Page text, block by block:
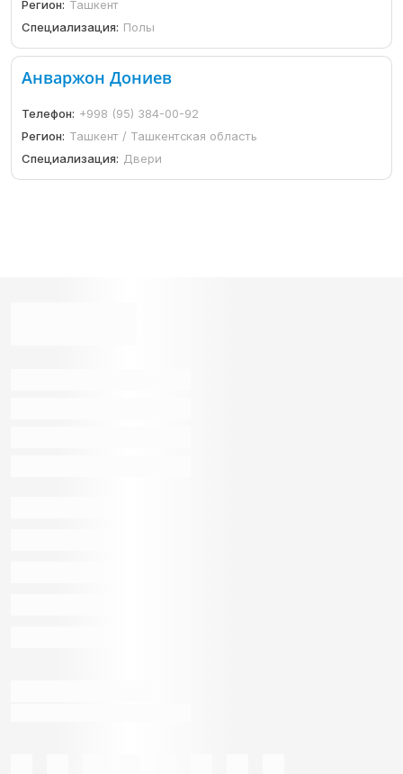
Регион: Ташкент
Специализация: Полы
Анваржон Дониев
Телефон: +998 (95) 384-00-92
Регион: Ташкент / Ташкентская область
Специализация: Двери